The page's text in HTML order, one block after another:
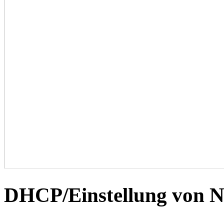
DHCP/Einstellung von